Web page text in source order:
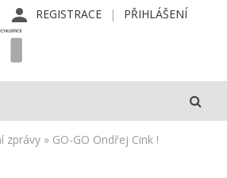
REGISTRACE PŘIHLÁŠENÍ
zprávy » GO-GO Ondřej Cink !